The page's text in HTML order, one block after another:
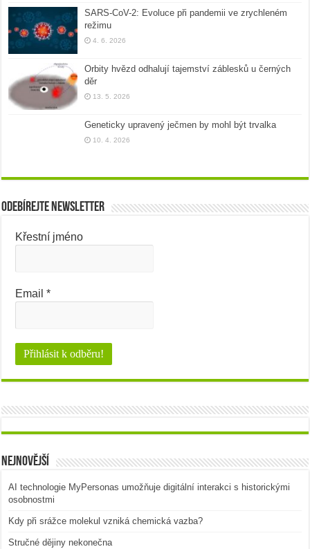
SARS-CoV-2: Evoluce při pandemii ve zrychleném
režimu
4. 6. 2026
Orbity hvězd odhalují tajemství záblesků u černých
děr
13. 5. 2026
Geneticky upravený ječmen by mohl být trvalka
10. 4. 2026
Odebírejte newsletter
Křestní jméno
Email*
Nejnovější
AI technologie MyPersonas umožňuje digitální interakci s historickými
osobnostmi
Kdy při srážce molekul vzniká chemická vazba?
Stručné dějiny nekonečna